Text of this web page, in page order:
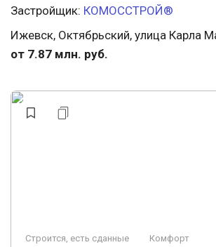
Застройщик: КОМОССТРОЙ®
Ижевск, Октябрьский, улица Карла
от 7.87 млн. руб.
Строится, есть сданные Комфорт